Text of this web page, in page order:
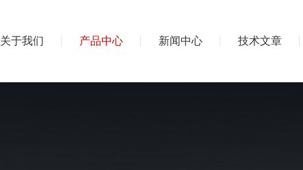
关于我们 产品中心 新闻中心 技术文章